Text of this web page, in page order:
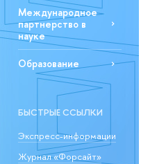
Международное
партнерство в
науке
Образование
БЫСТРЫЕ ССЫЛКИ
Экспресс-информации
Журнал «Форсайт»